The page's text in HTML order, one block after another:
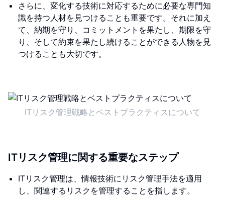
さらに、変化する技術に対応するために必要な専門知
識を持つ人材を見つけることも重要です。それに加え
て、納期を守り、コミットメントを果たし、期限を守
り、そして約束を果たし続けることができる人物を見
つけることも大切です。
ITリスク管理戦略とベストプラクティスについて
ITリスク管理に関する重要なステップ
ITリスク管理は、情報技術にリスク管理手法を適用
し、関連するリスクを管理することを指します。